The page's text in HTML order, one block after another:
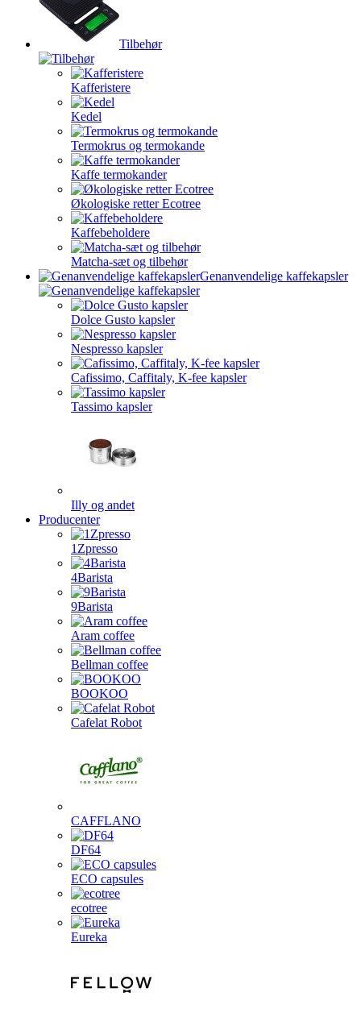
Tilbehør
Kafferistere
Kedel
Termokrus og termokande
Kaffe termokander
Økologiske retter Ecotree
Kaffebeholdere
Matcha-sæt og tilbehør
Genanvendelige kaffekapsler
Dolce Gusto kapsler
Nespresso kapsler
Cafissimo, Caffitaly, K-fee kapsler
Tassimo kapsler
Illy og andet
Producenter
1Zpresso
4Barista
9Barista
Aram coffee
Bellman coffee
BOOKOO
Cafelat Robot
CAFFLANO
DF64
ECO capsules
ecotree
Eureka